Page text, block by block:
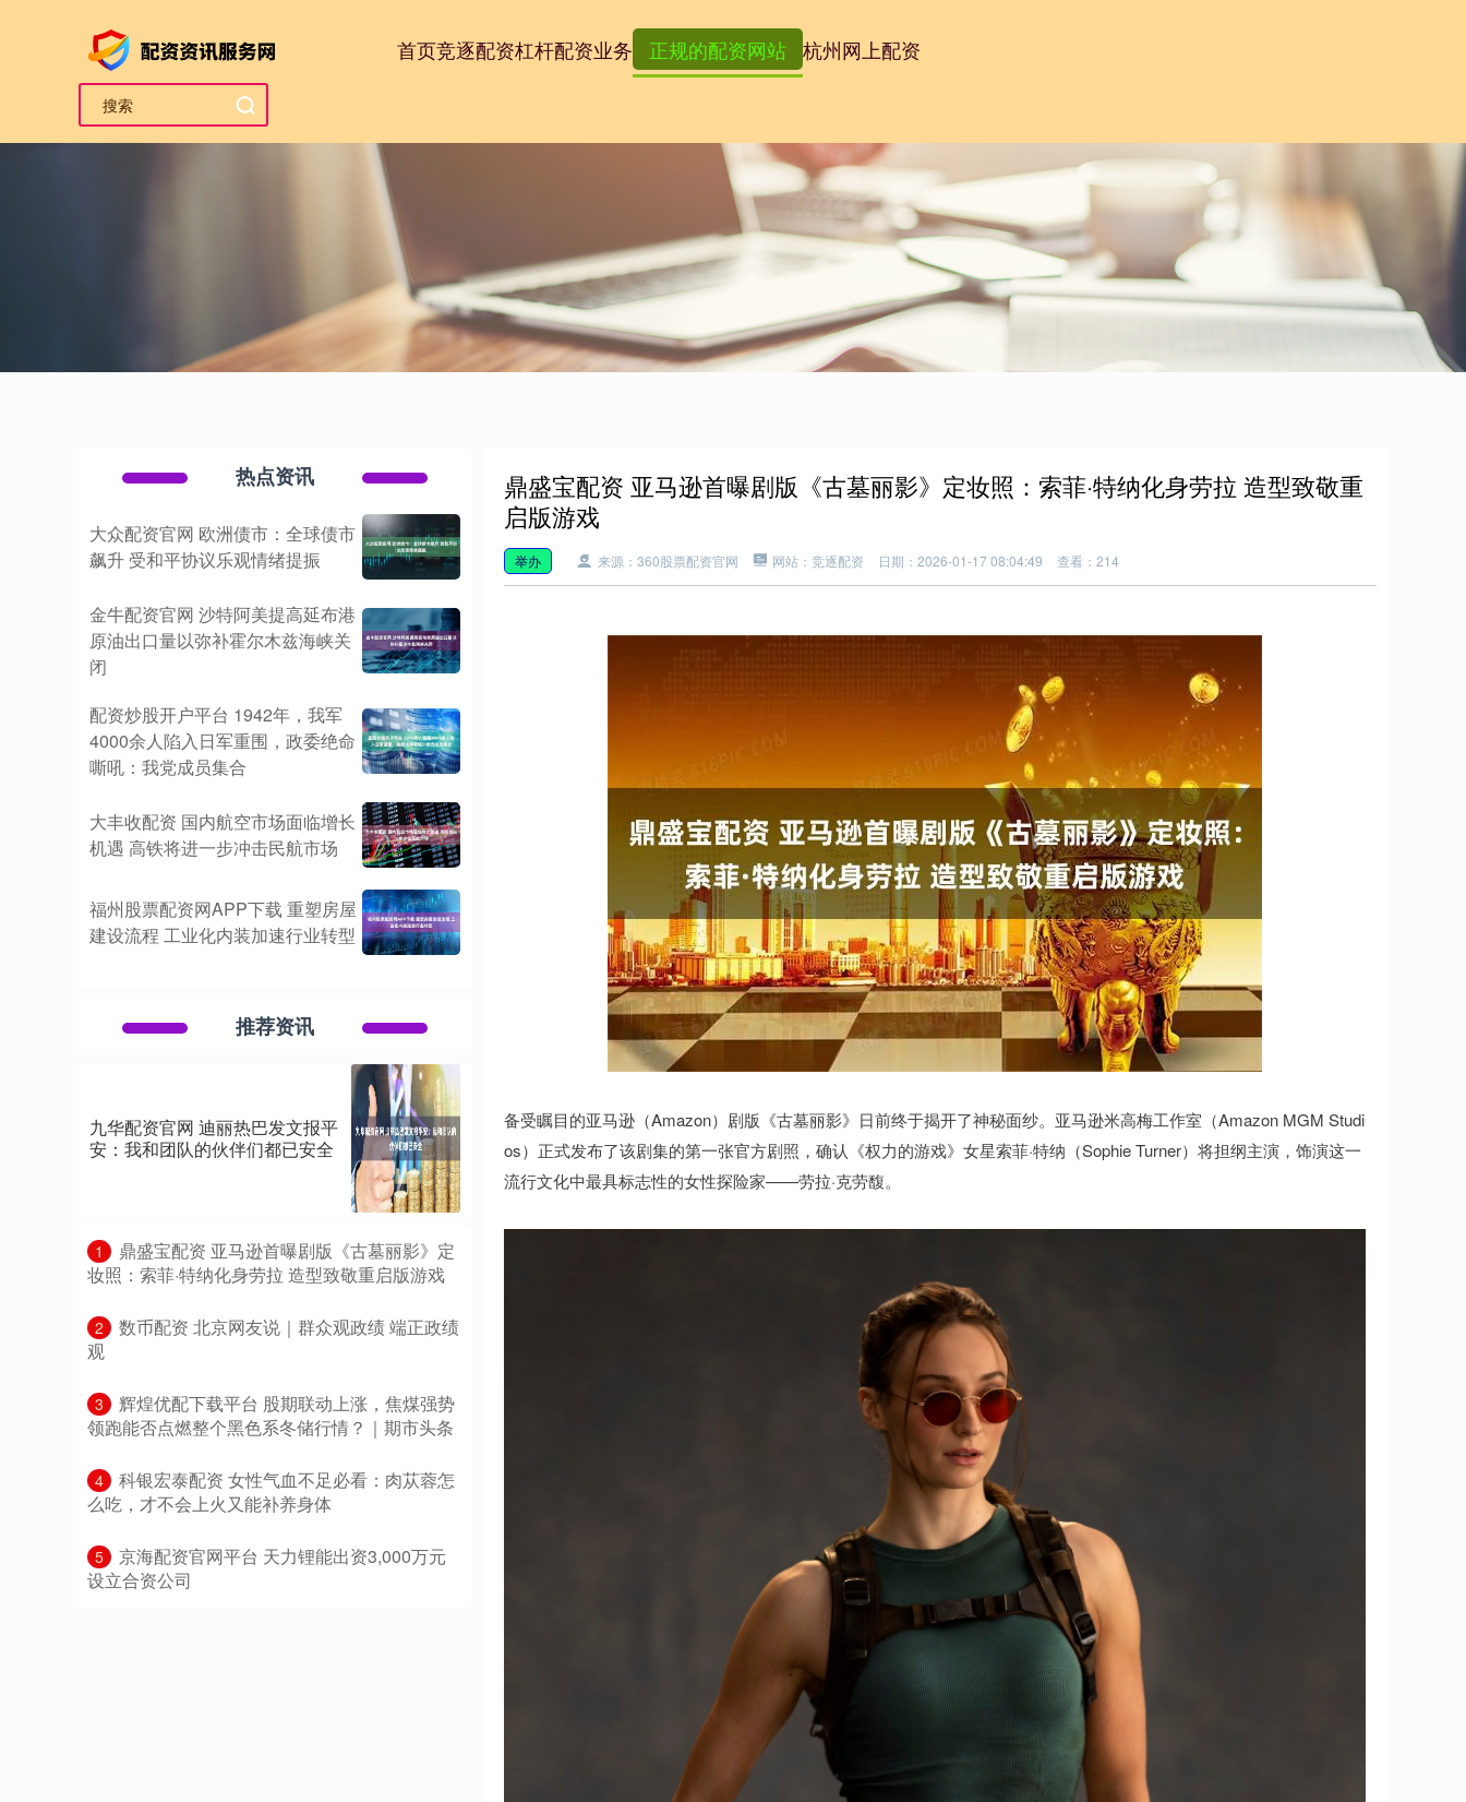
首页竞逐配资杠杆配资业务 正规的配资网站 杭州网上配资
鼎盛宝配资 亚马逊首曝剧版《古墓丽影》定妆照：索菲·特纳化身劳拉 造型致敬重
启版游戏
举办 来源：360股票配资官网 网站：竞逐配资 日期：2026-01-17 08:04:49 查看：214
备受瞩目的亚马逊（Amazon）剧版《古墓丽影》日前终于揭开了神秘面纱。亚马逊米高梅工作室（Amazon MGM Studi
os）正式发布了该剧集的第一张官方剧照，确认《权力的游戏》女星索菲·特纳（Sophie Turner）将担纲主演，饰演这一
流行文化中最具标志性的女性探险家——劳拉·克劳馥。
热点资讯
大众配资官网 欧洲债市：全球债市
飙升 受和平协议乐观情绪提振
金牛配资官网 沙特阿美提高延布港
原油出口量以弥补霍尔木兹海峡关
闭
配资炒股开户平台 1942年，我军
4000余人陷入日军重围，政委绝命
嘶吼：我党成员集合
大丰收配资 国内航空市场面临增长
机遇 高铁将进一步冲击民航市场
福州股票配资网APP下载 重塑房屋
建设流程 工业化内装加速行业转型
推荐资讯
九华配资官网 迪丽热巴发文报平
安：我和团队的伙伴们都已安全
1
​鼎盛宝配资 亚马逊首曝剧版《古墓丽影》定
妆照：索菲·特纳化身劳拉 造型致敬重启版游戏
2
​数币配资 北京网友说｜群众观政绩 端正政绩
观
3
​辉煌优配下载平台 股期联动上涨，焦煤强势
领跑能否点燃整个黑色系冬储行情？｜期市头条
4
​科银宏泰配资 女性气血不足必看：肉苁蓉怎
么吃，才不会上火又能补养身体
5
​京海配资官网平台 天力锂能出资3,000万元
设立合资公司